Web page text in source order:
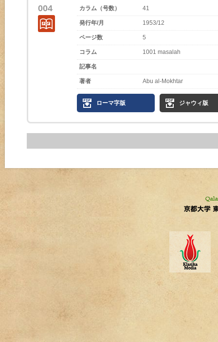
004 カラム（号数） 41
発行年/月 1953/12
ページ数 5
コラム 1001 masalah
記事名
著者 Abu al-Mokhtar
ローマ字版 ジャウィ版